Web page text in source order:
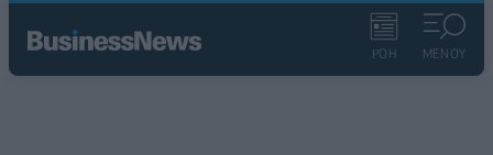
ΡΟΗ ΜΕΝΟΥ